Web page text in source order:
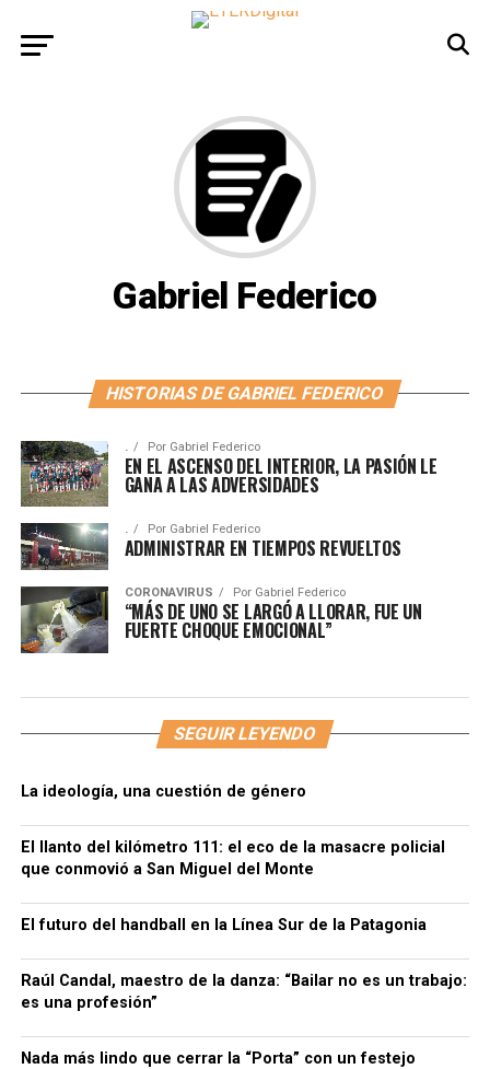
Gabriel Federico
HISTORIAS DE GABRIEL FEDERICO
. Por Gabriel Federico
EN EL ASCENSO DEL INTERIOR, LA PASIÓN LE
GANA A LAS ADVERSIDADES
. Por Gabriel Federico
ADMINISTRAR EN TIEMPOS REVUELTOS
CORONAVIRUS Por Gabriel Federico
“MÁS DE UNO SE LARGÓ A LLORAR, FUE UN
FUERTE CHOQUE EMOCIONAL”
SEGUIR LEYENDO
La ideología, una cuestión de género
El llanto del kilómetro 111: el eco de la masacre policial
que conmovió a San Miguel del Monte
El futuro del handball en la Línea Sur de la Patagonia
Raúl Candal, maestro de la danza: “Bailar no es un trabajo:
es una profesión”
Nada más lindo que cerrar la “Porta” con un festejo